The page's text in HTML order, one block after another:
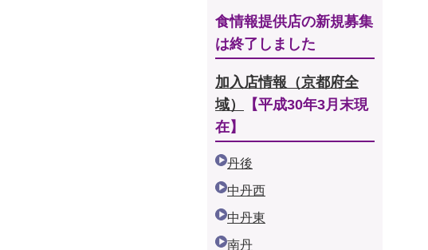
食情報提供店の新規募集
は終了しました
加入店情報（京都府全
域）
【平成30年3月末現
在】
丹後
中丹西
中丹東
南丹